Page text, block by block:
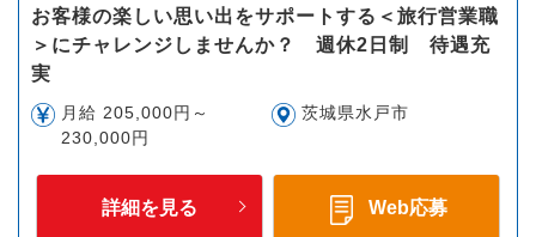
お客様の楽しい思い出をサポートする＜旅行営業職
＞にチャレンジしませんか？ 週休2日制 待遇充
実
月給 205,000円～
230,000円
茨城県水戸市
詳細を見る Web応募